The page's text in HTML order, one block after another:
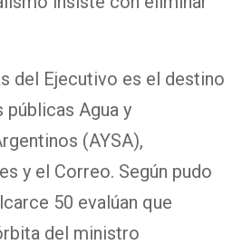
del Ejecutivo es el destino
públicas Agua y
(AYSA),
y el Correo. Según pudo
50 evalúan que
del ministro